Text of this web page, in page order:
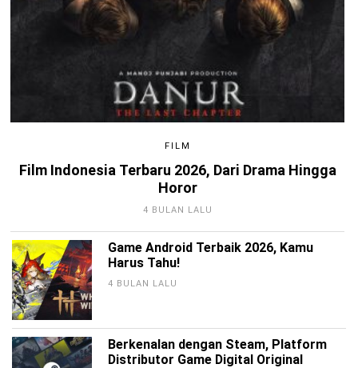
FILM
Film Indonesia Terbaru 2026, Dari Drama Hingga
Horor
4 BULAN LALU
Game Android Terbaik 2026, Kamu
Harus Tahu!
4 BULAN LALU
Berkenalan dengan Steam, Platform
Distributor Game Digital Original